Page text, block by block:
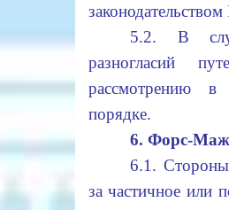
5.2. В
разногласий
рассмотрению в
порядке.
6. Форс-
6.1. Стороны
за частичное или